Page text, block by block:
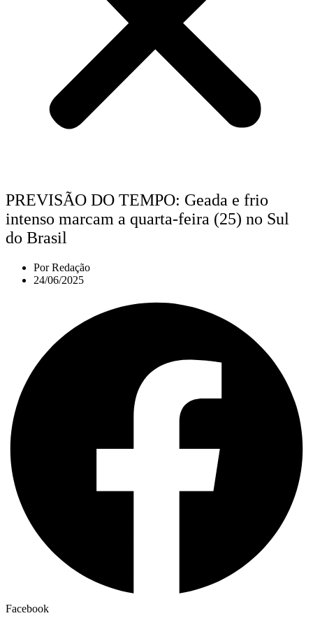
PREVISÃO DO TEMPO: Geada e frio
intenso marcam a quarta-feira (25) no Sul
do Brasil
PorRedação
24/06/2025
Facebook